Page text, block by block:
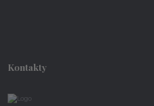
Kontakty